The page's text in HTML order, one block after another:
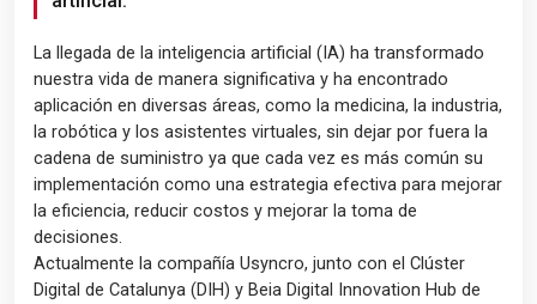
La llegada de la inteligencia artificial (IA) ha transformado
nuestra vida de manera significativa y ha encontrado
aplicación en diversas áreas, como la medicina, la industria,
la robótica y los asistentes virtuales, sin dejar por fuera la
cadena de suministro ya que cada vez es más común su
implementación como una estrategia efectiva para mejorar
la eficiencia, reducir costos y mejorar la toma de
decisiones.
Actualmente la compañía Usyncro, junto con el Clúster
Digital de Catalunya (DIH) y Beia Digital Innovation Hub de